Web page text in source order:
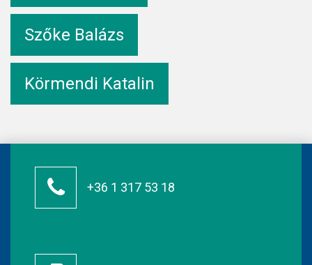
Szőke Balázs
Körmendi Katalin
+36 1 317 53 18